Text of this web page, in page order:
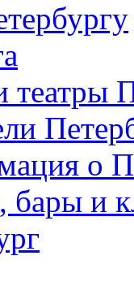
театры
о
бары и